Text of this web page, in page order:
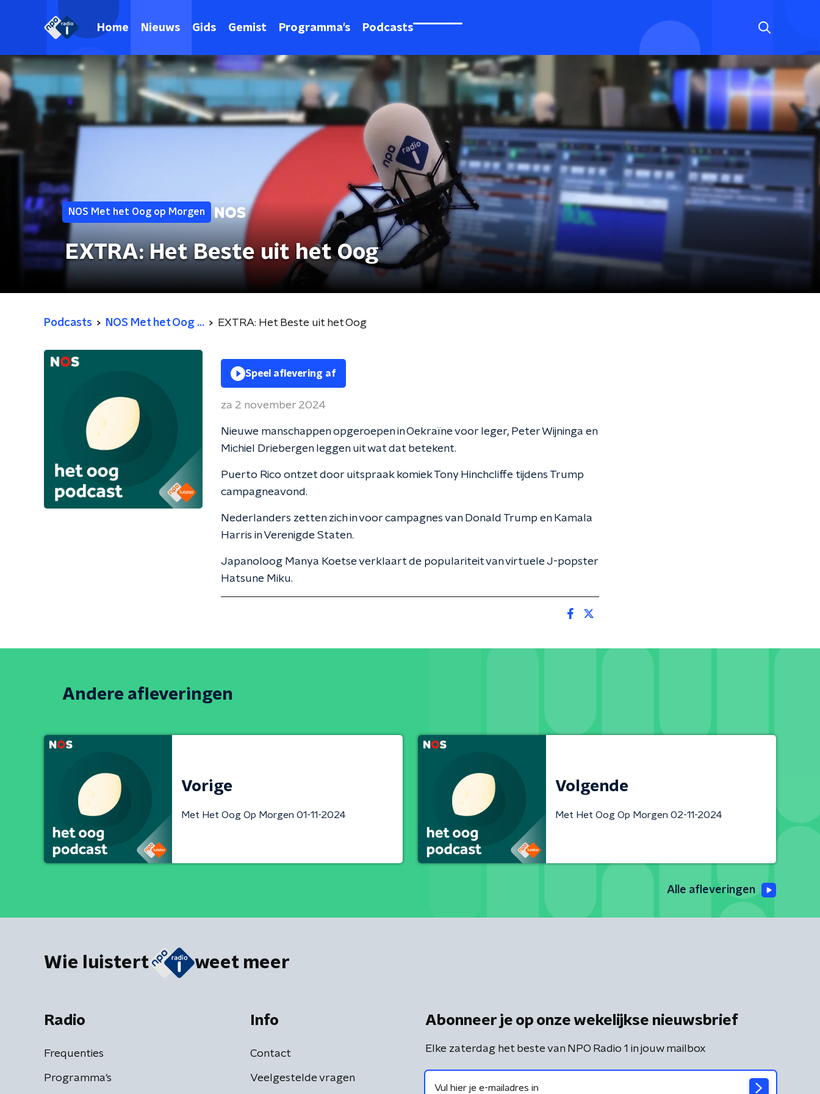
Home Nieuws Gids Gemist Programma's Podcasts
NOS Met het Oog op Morgen
EXTRA: Het Beste uit het Oog
Podcasts NOS Met het Oog ... EXTRA: Het Beste uit het Oog
Speel aflevering af
za 2 november 2024
Nieuwe manschappen opgeroepen in Oekraïne voor leger, Peter Wijninga en
Michiel Driebergen leggen uit wat dat betekent.
Puerto Rico ontzet door uitspraak komiek Tony Hinchcliffe tijdens Trump
campagneavond.
Nederlanders zetten zich in voor campagnes van Donald Trump en Kamala
Harris in Verenigde Staten.
Japanoloog Manya Koetse verklaart de populariteit van virtuele J-popster
Hatsune Miku.
Andere afleveringen
Vorige
Met Het Oog Op Morgen 01-11-2024
Volgende
Met Het Oog Op Morgen 02-11-2024
Alle afleveringen
Wie luistert weet meer
Radio
Frequenties
Programma's
Info
Contact
Veelgestelde vragen
Abonneer je op onze wekelijkse nieuwsbrief
Elke zaterdag het beste van NPO Radio 1 in jouw mailbox